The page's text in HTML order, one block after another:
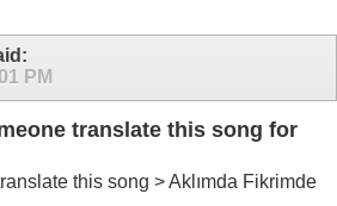
PM
translate this song for
this song > Aklımda Fikrimde